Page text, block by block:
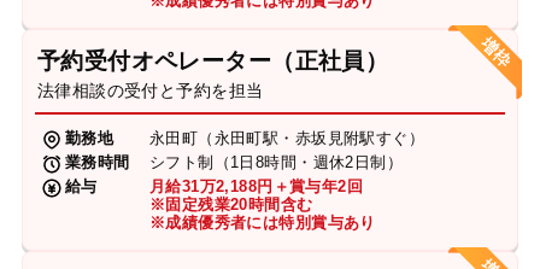
予約受付オペレーター（正社員）
法律相談の受付と予約を担当
勤務地
永田町（永田町駅・赤坂見附駅すぐ）
業務時間
シフト制（1日8時間・週休2日制）
給与
月給31万2,188円＋賞与年2回
※固定残業20時間含む
※成績優秀者には特別賞与あり